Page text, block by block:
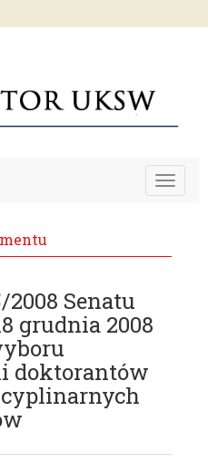
Toggle
Senatu
grudnia 2008
doktorantów